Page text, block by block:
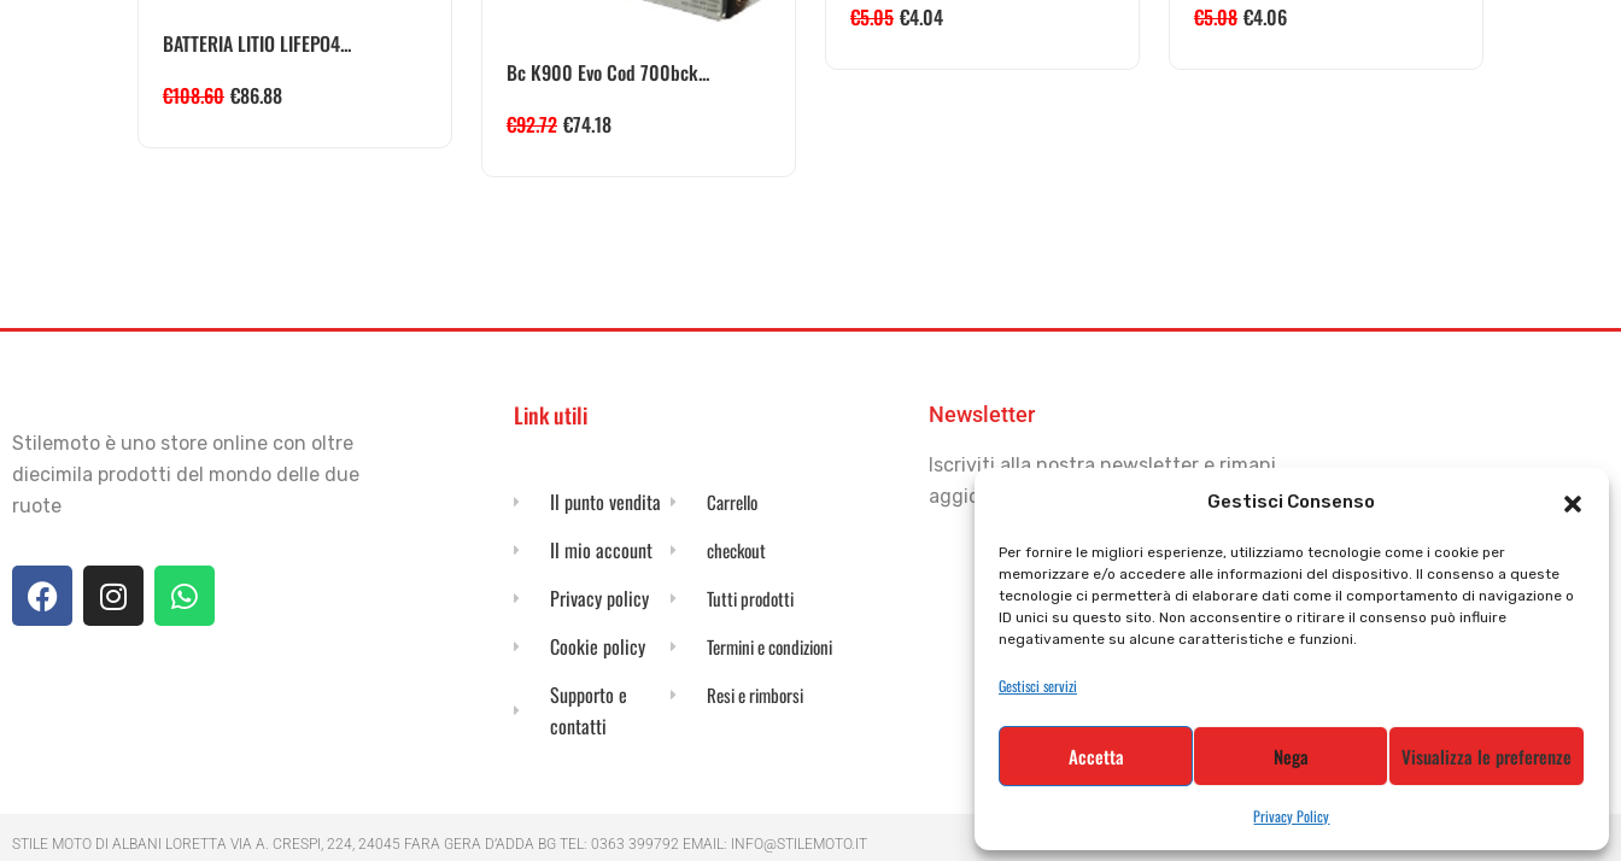
Gestisci Consenso
Per fornire le migliori esperienze, utilizziamo tecnologie come i cookie per
memorizzare e/o accedere alle informazioni del dispositivo. Il consenso a queste
tecnologie ci permetterà di elaborare dati come il comportamento di navigazione o
ID unici su questo sito. Non acconsentire o ritirare il consenso può influire
negativamente su alcune caratteristiche e funzioni.
Gestisci servizi
Accetta Nega Visualizza le preferenze
Privacy Policy
BATTERIA LITIO LIFEPO4...
€108.60 €86.88
Bc K900 Evo Cod 700bck...
€92.72 €74.18
€5.05 €4.04
€5.08 €4.06
Stilemoto è uno store online con oltre
diecimila prodotti del mondo delle due
ruote
Link utili
Il punto vendita
Il mio account
Privacy policy
Cookie policy
Supporto e
contatti
Carrello
checkout
Tutti prodotti
Termini e condizioni
Resi e rimborsi
Newsletter
Iscriviti alla nostra newsletter e rimani
aggiornato
STILE MOTO DI ALBANI LORETTA VIA A. CRESPI, 224, 24045 FARA GERA D’ADDA BG TEL: 0363 399792 EMAIL: INFO@STILEMOTO.IT